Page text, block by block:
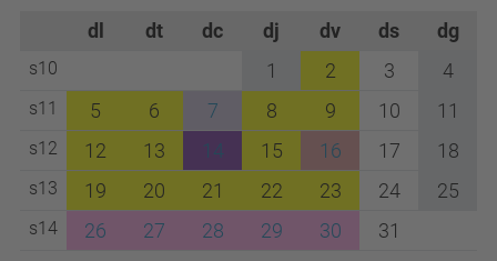
dl
dt dc dj dv ds dg
s10 1 2 3 4
s11 5 6 7 8 9 10 11
s12 12 13 14 15 16 17 18
s13 19 20 21 22 23 24 25
s14 26 27 28 29 30 31